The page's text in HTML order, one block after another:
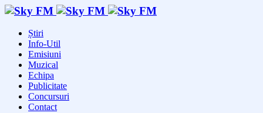
Știri
Info-Util
Emisiuni
Muzical
Echipa
Publicitate
Concursuri
Contact